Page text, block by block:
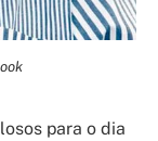
para o dia